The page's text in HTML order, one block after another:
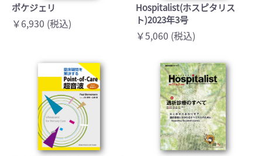
ポケジェリ
￥6,930 (税込)
Hospitalist(ホスピタリス
ト)2023年3号
￥5,060 (税込)